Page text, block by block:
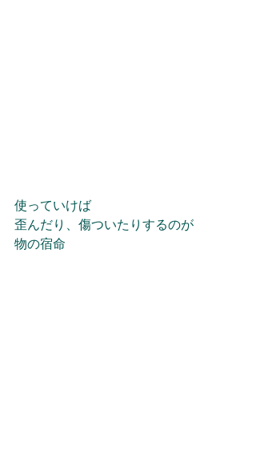
使っていけば
歪んだり、傷ついたりするのが
物の宿命